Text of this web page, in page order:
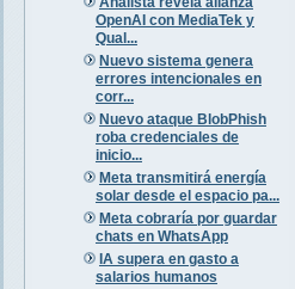
OpenAI con MediaTek y
Qual...
Nuevo sistema genera
errores intencionales en
corr...
Nuevo ataque BlobPhish
roba credenciales de
inicio...
Meta transmitirá energía
solar desde el espacio pa...
Meta cobraría por guardar
chats en WhatsApp
IA supera en gasto a
salarios humanos